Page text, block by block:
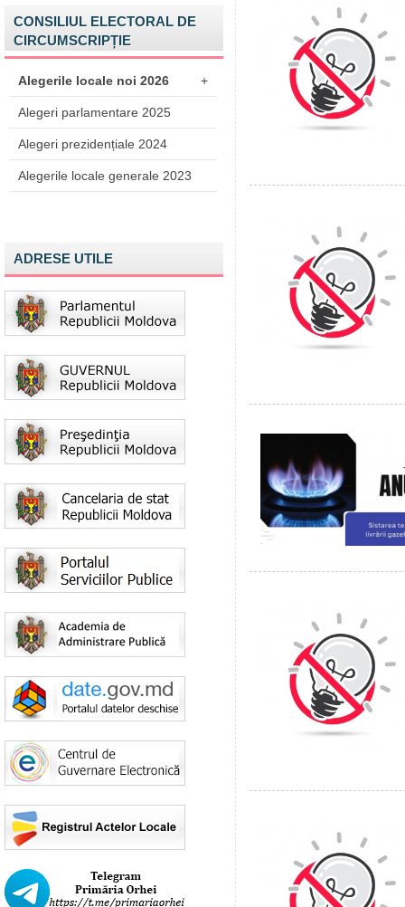
CONSILIUL ELECTORAL DE
CIRCUMSCRIPȚIE
Alegerile locale noi 2026 +
Alegeri parlamentare 2025
Alegeri prezidențiale 2024
Alegerile locale generale 2023
ADRESE UTILE